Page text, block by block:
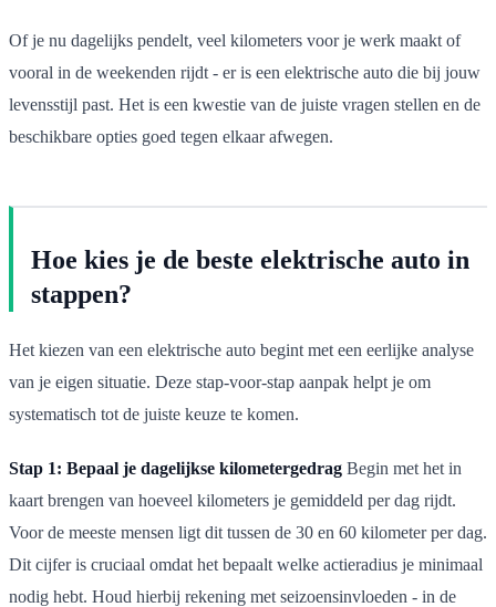
Of je nu dagelijks pendelt, veel kilometers voor je werk maakt of
vooral in de weekenden rijdt - er is een elektrische auto die bij jouw
levensstijl past. Het is een kwestie van de juiste vragen stellen en de
beschikbare opties goed tegen elkaar afwegen.
Hoe kies je de beste elektrische auto in
stappen?
Het kiezen van een elektrische auto begint met een eerlijke analyse
van je eigen situatie. Deze stap-voor-stap aanpak helpt je om
systematisch tot de juiste keuze te komen.
Stap 1: Bepaal je dagelijkse kilometergedrag Begin met het in
kaart brengen van hoeveel kilometers je gemiddeld per dag rijdt.
Voor de meeste mensen ligt dit tussen de 30 en 60 kilometer per dag.
Dit cijfer is cruciaal omdat het bepaalt welke actieradius je minimaal
nodig hebt. Houd hierbij rekening met seizoensinvloeden - in de